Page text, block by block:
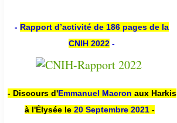
- Rapport d’activité de 186 pages de la
CNIH 2022 -
- Discours d'Emmanuel Macron aux Harkis
à l'Élysée le 20 Septembre 2021 -